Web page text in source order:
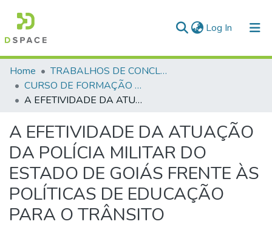
Log In (current)
Communities & Collections
All of DSpace
Home
TRABALHOS DE CONCLUSÃO DE CURSO - CFP (CURSO DE FORMAÇÃO DE PRAÇAS)
CURSO DE FORMAÇÃO DE PRAÇAS - CFP - 2018
A EFETIVIDADE DA ATUAÇÃO DA POLÍCIA MILITAR DO ESTADO DE GOIÁS FRENTE ÀS POLÍTICAS DE EDUCAÇÃO PARA O TRÂNSITO
A EFETIVIDADE DA ATUAÇÃO
DA POLÍCIA MILITAR DO
ESTADO DE GOIÁS FRENTE ÀS
POLÍTICAS DE EDUCAÇÃO
PARA O TRÂNSITO